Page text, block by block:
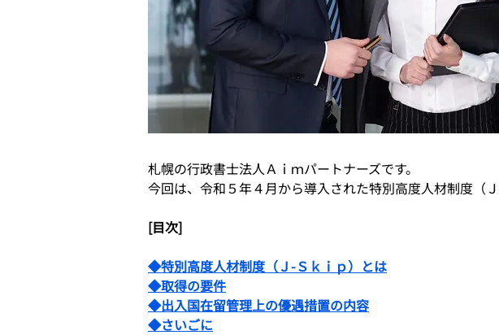
札幌の行政書士法人Ａｉｍパートナーズです。
今回は、令和５年４月から導入された特別高度人材制度（
[目次]
◆特別高度人材制度（Ｊ-Ｓｋｉｐ）とは
◆取得の要件
◆出入国在留管理上の優遇措置の内容
◆さいごに